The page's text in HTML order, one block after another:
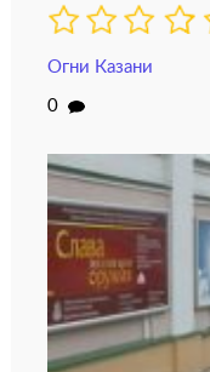
Огни Казани
0